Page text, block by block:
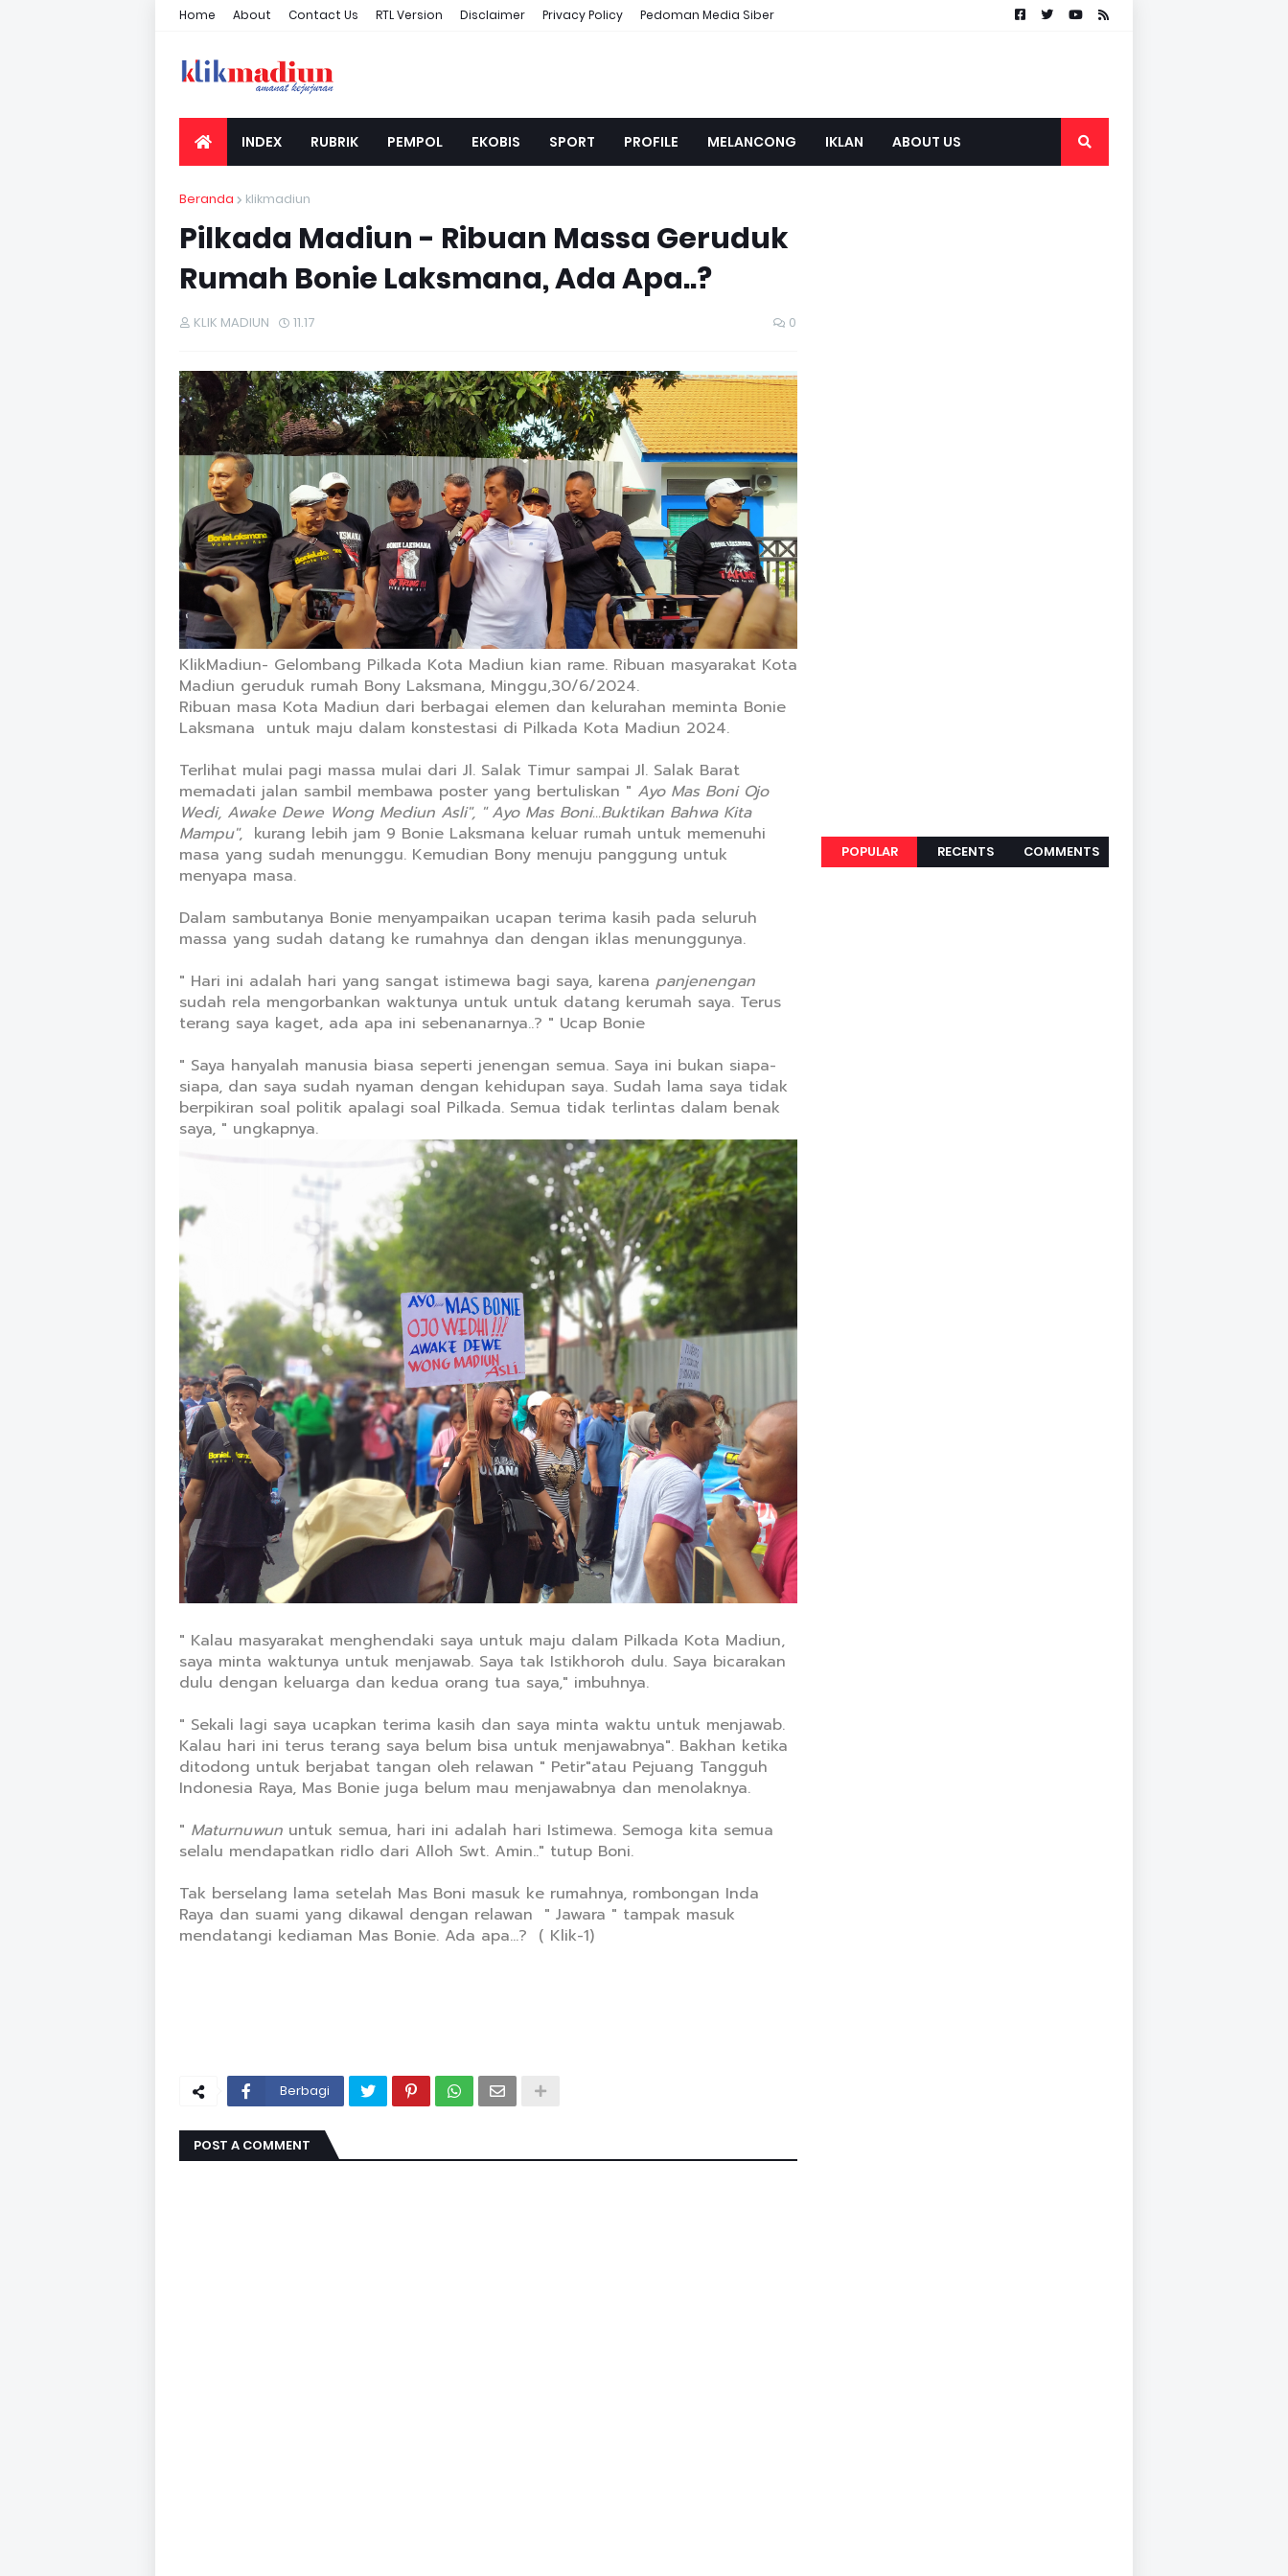
Home About Contact Us RTL Version Disclaimer Privacy Policy Pedoman Media Siber
INDEX RUBRIK PEMPOL EKOBIS SPORT PROFILE MELANCONG IKLAN ABOUT US
Beranda klikmadiun
Pilkada Madiun - Ribuan Massa Geruduk
Rumah Bonie Laksmana, Ada Apa..?
KLIK MADIUN 11.17 0
KlikMadiun- Gelombang Pilkada Kota Madiun kian rame. Ribuan masyarakat Kota
Madiun geruduk rumah Bony Laksmana, Minggu,30/6/2024.
Ribuan masa Kota Madiun dari berbagai elemen dan kelurahan meminta Bonie
Laksmana untuk maju dalam konstestasi di Pilkada Kota Madiun 2024.
Terlihat mulai pagi massa mulai dari Jl. Salak Timur sampai Jl. Salak Barat
memadati jalan sambil membawa poster yang bertuliskan " Ayo Mas Boni Ojo
Wedi, Awake Dewe Wong Mediun Asli", " Ayo Mas Boni...Buktikan Bahwa Kita
Mampu", kurang lebih jam 9 Bonie Laksmana keluar rumah untuk memenuhi
masa yang sudah menunggu. Kemudian Bony menuju panggung untuk
menyapa masa.
Dalam sambutanya Bonie menyampaikan ucapan terima kasih pada seluruh
massa yang sudah datang ke rumahnya dan dengan iklas menunggunya.
" Hari ini adalah hari yang sangat istimewa bagi saya, karena panjenengan
sudah rela mengorbankan waktunya untuk untuk datang kerumah saya. Terus
terang saya kaget, ada apa ini sebenanarnya..? " Ucap Bonie
" Saya hanyalah manusia biasa seperti jenengan semua. Saya ini bukan siapa-
siapa, dan saya sudah nyaman dengan kehidupan saya. Sudah lama saya tidak
berpikiran soal politik apalagi soal Pilkada. Semua tidak terlintas dalam benak
saya, " ungkapnya.
" Kalau masyarakat menghendaki saya untuk maju dalam Pilkada Kota Madiun,
saya minta waktunya untuk menjawab. Saya tak Istikhoroh dulu. Saya bicarakan
dulu dengan keluarga dan kedua orang tua saya," imbuhnya.
" Sekali lagi saya ucapkan terima kasih dan saya minta waktu untuk menjawab.
Kalau hari ini terus terang saya belum bisa untuk menjawabnya". Bakhan ketika
ditodong untuk berjabat tangan oleh relawan " Petir"atau Pejuang Tangguh
Indonesia Raya, Mas Bonie juga belum mau menjawabnya dan menolaknya.
" Maturnuwun untuk semua, hari ini adalah hari Istimewa. Semoga kita semua
selalu mendapatkan ridlo dari Alloh Swt. Amin.." tutup Boni.
Tak berselang lama setelah Mas Boni masuk ke rumahnya, rombongan Inda
Raya dan suami yang dikawal dengan relawan " Jawara " tampak masuk
mendatangi kediaman Mas Bonie. Ada apa...? ( Klik-1)
Berbagi
POST A COMMENT
POPULAR RECENTS COMMENTS